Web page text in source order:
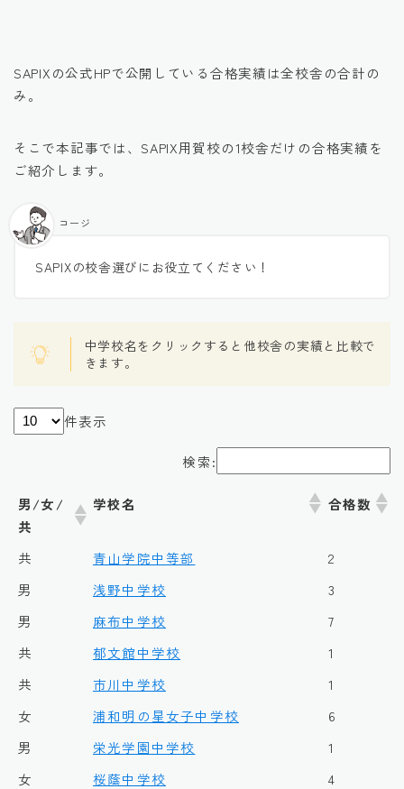
SAPIXの公式HPで公開している合格実績は全校舎の合計の
み。
そこで本記事では、SAPIX用賀校の1校舎だけの合格実績を
ご紹介します。
SAPIXの校舎選びにお役立てください！
コージ
中学校名をクリックすると他校舎の実績と比較で
きます。
件表示
検索:
男/女/
共
学校名 合格数
共 青山学院中等部
2
男
浅野中学校
3
男
麻布中学校
7
共
郁文館中学校
1
共
市川中学校
1
女
浦和明の星女子中学校
6
男
栄光学園中学校
1
女
桜蔭中学校
4